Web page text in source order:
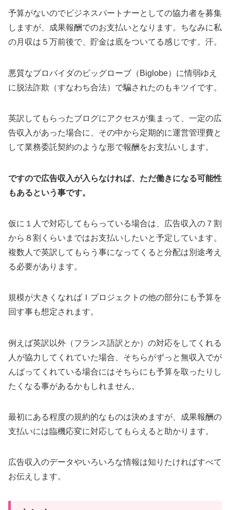
予算がないのでビジネスパートナーとしての協力者を募集
しますが、成果報酬でのお支払いとなります。ちなみに私
の月収は５万前後で、貯金は底をついてる感じです。汗。
悪質なプロバイダのビッグローブ（Biglobe）に情弱ゆえ
に脱法詐欺（すなわち合法）で騙されたのもキツイです。
英訳してもらったブログにアクセスが集まって、一定の広
告収入があった場合に、その中から定期的に運営管理費と
して業務委託契約のような形で報酬をお支払いします。
ですので広告収入が入らなければ、ただ働きになる可能性
もあるという事です。
仮に１人で対応してもらっている場合は、広告収入の７割
から８割くらいまではお支払いしたいと予定しています。
複数人で英訳してもらう事になってくると分配は別途考え
る必要があります。
規模が大きくなればＩプロジェクトの他の部分にも予算を
回す事も想定されます。
例えば英訳以外（フランス語訳とか）の対応をしてくれる
人が協力してくれていた場合、そちらがずっと無収入でが
んばってくれている場合にはそちらにも予算を取ったりし
たくなる事があるかもしれません。
最初にある程度の規約的なものは決めますが、成果報酬の
支払いには臨機応変に対応してもらえると助かります。
広告収入のデータやいろいろな情報は知りたければすべて
お伝えします。